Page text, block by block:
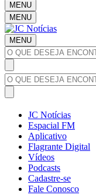
MENU
MENU
MENU
JC Notícias
Espacial FM
Aplicativo
Flagrante Digital
Vídeos
Podcasts
Cadastre-se
Fale Conosco